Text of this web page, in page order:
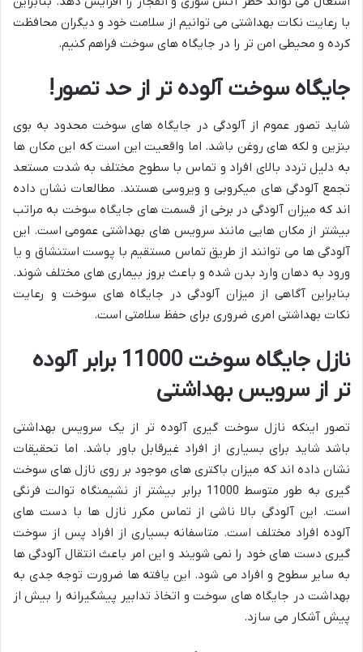
با رعایت نکات بهداشتی می توانیم از سلامت خود و دیگران محافظت
کرده و محیطی امن تر را در جایگاه های سوخت فراهم کنیم.
جایگاه سوخت آلوده تر از حد تصور!
شاید تصور عموم از آلودگی در جایگاه های سوخت محدود به بوی
بنزین و لکه های روغن باشد. اما واقعیت این است که این مکان ها
به دلیل تردد بالای افراد و تماس با سطوح مختلف به شدت مستعد
تجمع آلودگی های میکروبی و ویروسی هستند. مطالعات نشان داده
اند که میزان آلودگی در برخی از قسمت های جایگاه سوخت به مراتب
بیشتر از مکان هایی مانند سرویس های بهداشتی عمومی است. این
آلودگی ها می توانند از طریق تماس مستقیم با پوست استنشاق و یا
ورود به دهان وارد بدن شده و باعث بروز بیماری های مختلف شوند.
بنابراین آگاهی از میزان آلودگی در جایگاه های سوخت و رعایت
نکات بهداشتی امری ضروری برای حفظ سلامتی است.
نازل جایگاه سوخت 11000 برابر آلوده
تر از سرویس بهداشتی
تصور اینکه نازل سوخت گیری آلوده تر از یک سرویس بهداشتی
باشد شاید برای بسیاری از افراد غیرقابل باور باشد. اما تحقیقات
نشان داده اند که میزان باکتری های موجود بر روی نازل های سوخت
گیری به طور متوسط 11000 برابر بیشتر از نشیمنگاه توالت فرنگی
است. این آلودگی بالا ناشی از تماس مکرر نازل ها با دست های
آلوده افراد مختلف است. متاسفانه بسیاری از افراد پس از سوخت
گیری دست های خود را نمی شویند و این امر باعث انتقال آلودگی ها
به سایر سطوح و افراد می شود. این یافته ها ضرورت توجه جدی به
بهداشت در جایگاه های سوخت و اتخاذ تدابیر پیشگیرانه را بیش از
پیش آشکار می سازد.